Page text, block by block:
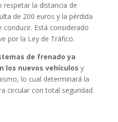
respetar la distancia de
de 200 euros y la pérdida
Está considerado
por la Ley de Tráfico.
de frenado ya
los nuevos vehículos y
lo cual determinará la
circular con total seguridad.